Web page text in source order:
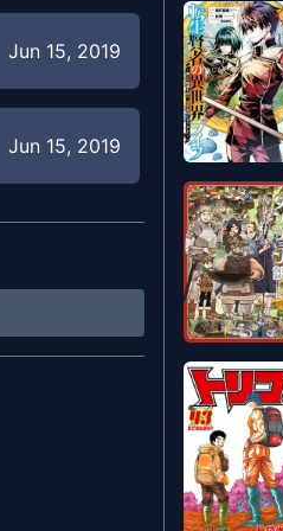
Jun 15, 2019
Jun 15, 2019
Apr 26, 2019